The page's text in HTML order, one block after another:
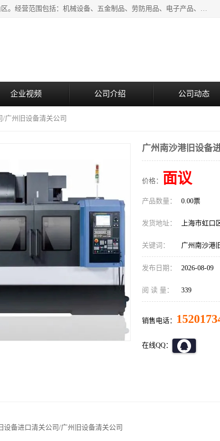
上海青禾贸易有限公司成立于2020年，注册地位于上海市宝山区。经营范围包括：机械设备、五金制品、劳防用品、电子产品、塑胶制品、家具、模具、纺织品、仪器仪表、建筑材料、装饰材料、化工产品、金属制品、机车配件等货物进出口报关、清关服务。
企业视频 公司介绍 公司动态
广州旧设备清关公司
广州南沙港旧设备
价格： 面议
产品数量： 0.00票
发货地址： 上海市虹
关键词： 广州南沙港
发布日期： 2026-08-09
阅 读 量： 339
销售电话：
在线QQ：
设备进口清关公司/广州旧设备清关公司